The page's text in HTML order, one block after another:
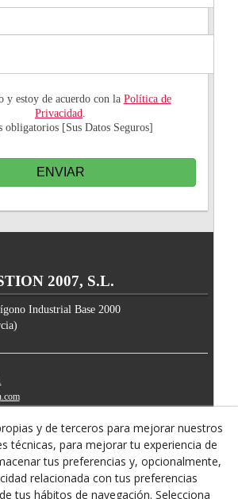
y estoy de acuerdo con la Política de
Privacidad
obligatorios [Sus Datos Seguros]
ENVIAR
2007, S.L.
Industrial Base 2000
)
y de terceros para mejorar nuestros
técnicas, para mejorar tu experiencia de
tus preferencias y, opcionalmente,
relacionada con tus preferencias
tus hábitos de navegación. Selecciona